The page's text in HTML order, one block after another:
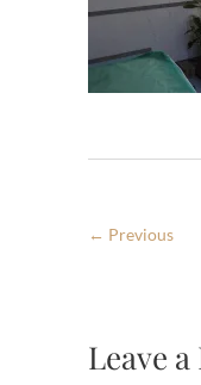
← Previous
Leave